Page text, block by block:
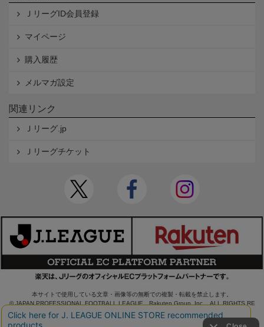
ＪリーグID会員登録
マイページ
購入履歴
メルマガ設定
関連リンク
Ｊリーグ.jp
Ｊリーグチケット
本サイトで使用している文章・画像等の無断での複製・転載を禁止します。
© JAPAN PROFESSIONAL FOOTBALL LEAGUE Rakuten Group, Inc. ALL RIGHTS RE
SERVED.